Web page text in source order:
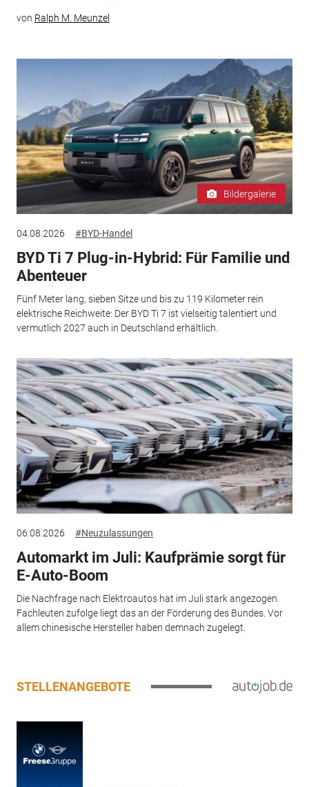
von Ralph M. Meunzel
Bildergalerie
04.08.2026 #BYD-Handel
BYD Ti 7 Plug-in-Hybrid: Für Familie und
Abenteuer
Fünf Meter lang, sieben Sitze und bis zu 119 Kilometer rein
elektrische Reichweite: Der BYD Ti 7 ist vielseitig talentiert und
vermutlich 2027 auch in Deutschland erhältlich.
06.08.2026 #Neuzulassungen
Automarkt im Juli: Kaufprämie sorgt für
E-Auto-Boom
Die Nachfrage nach Elektroautos hat im Juli stark angezogen.
Fachleuten zufolge liegt das an der Förderung des Bundes. Vor
allem chinesische Hersteller haben demnach zugelegt.
STELLENANGEBOTE